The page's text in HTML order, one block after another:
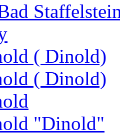
( Dinold)
( Dinold)
"Dinold"